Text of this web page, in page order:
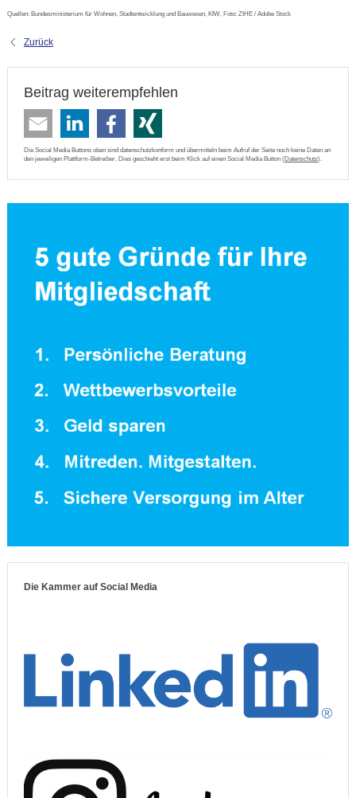
Quellen: Bundesministerium für Wohnen, Stadtentwicklung und Bauwesen, KfW, Foto: ZIHE / Adobe Stock
Zurück
Beitrag weiterempfehlen
Die Social Media Buttons oben sind datenschutzkonform und übermitteln beim Aufruf der Seite noch keine Daten an
den jeweiligen Plattform-Betreiber. Dies geschieht erst beim Klick auf einen Social Media Button (Datenschutz).
Die Kammer auf Social Media